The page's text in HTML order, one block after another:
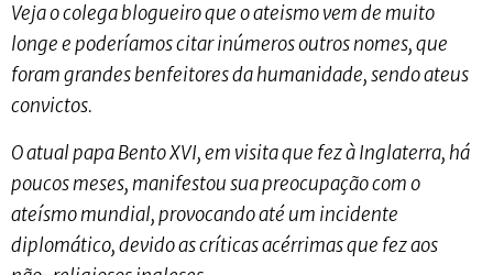
Veja o colega blogueiro que o ateismo vem de muito
longe e poderíamos citar inúmeros outros nomes, que
foram grandes benfeitores da humanidade, sendo ateus
convictos.
O atual papa Bento XVI, em visita que fez à Inglaterra, há
poucos meses, manifestou sua preocupação com o
ateísmo mundial, provocando até um incidente
diplomático, devido as críticas acérrimas que fez aos